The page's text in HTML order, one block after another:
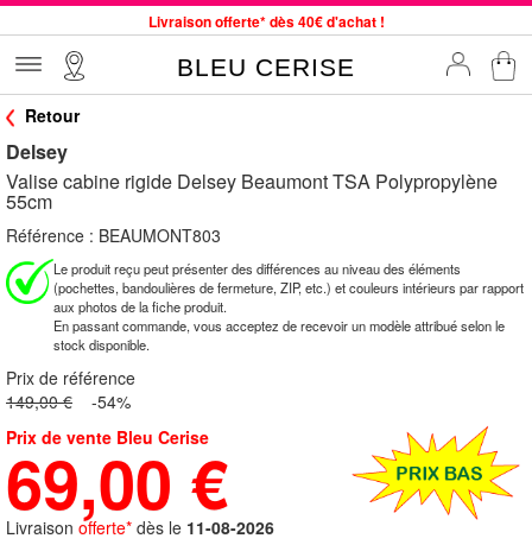
Livraison offerte* dès 40€ d'achat !
Commande avant 12h expédiée le jour même, du lundi au vendredi
Jusqu'à -75% sur le site du 29/07 au 27/08
BLEU CERISE
Retour
Delsey
Valise cabine rigide Delsey Beaumont TSA Polypropylène
55cm
Référence : BEAUMONT803
Le produit reçu peut présenter des différences au niveau des éléments
(pochettes, bandoulières de fermeture, ZIP, etc.) et couleurs intérieurs par rapport
aux photos de la fiche produit.
En passant commande, vous acceptez de recevoir un modèle attribué selon le
stock disponible.
Prix de référence
149,00 € -54%
Prix de vente Bleu Cerise
69,00 €
Livraison offerte* dès le 11-08-2026